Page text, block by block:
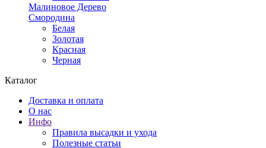
Малиновое Дерево
Смородина
Белая
Золотая
Красная
Черная
Каталог
Доставка и оплата
О нас
Инфо
Правила высадки и ухода
Полезные статьи